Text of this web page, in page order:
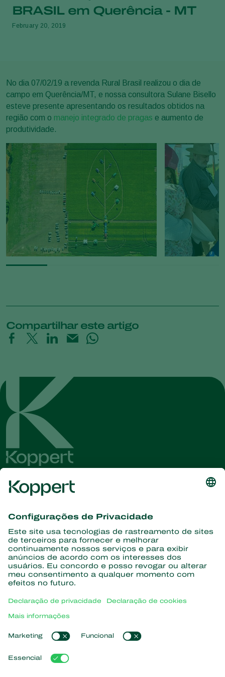
BRASIL em Querência - MT
February 20, 2019
No dia 07/02/19 a revenda Rural Brasil realizou o dia de
campo em Querência/MT, e nossa consultora Sulane Bisello
esteve presente apresentando os resultados obtidos na
região com o manejo integrado de pragas e aumento de
produtividade.
Compartilhar este artigo
informações
Assine aqui
Parceiros com a natureza
Vespas Parasitoides
Nematoides benéficos
Microorganismos benéficos
Proteção de culturas
Sobre a Koppert
Centro de informações
Trabalhe na Koppert
Links de Interesse
Natutec